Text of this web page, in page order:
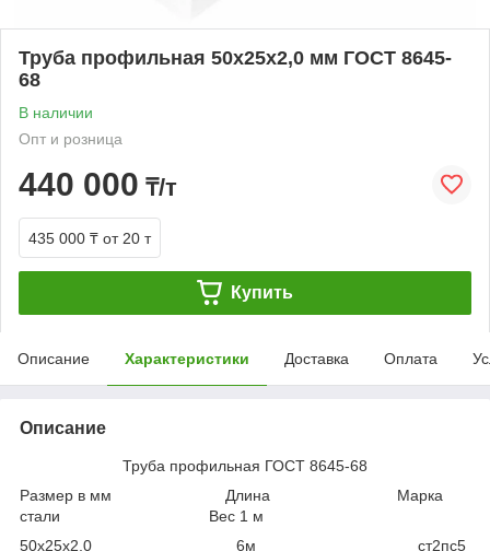
Труба профильная 50х25х2,0 мм ГОСТ 8645-
68
В наличии
Опт и розница
440 000 ₸/т
435 000 ₸ от 20 т
Купить
Описание Характеристики Доставка Оплата
Описание
Труба профильная ГОСТ 8645-68
Размер в мм Длина Марка
стали Вес 1 м
50х25х2,0 6м ст2пс5